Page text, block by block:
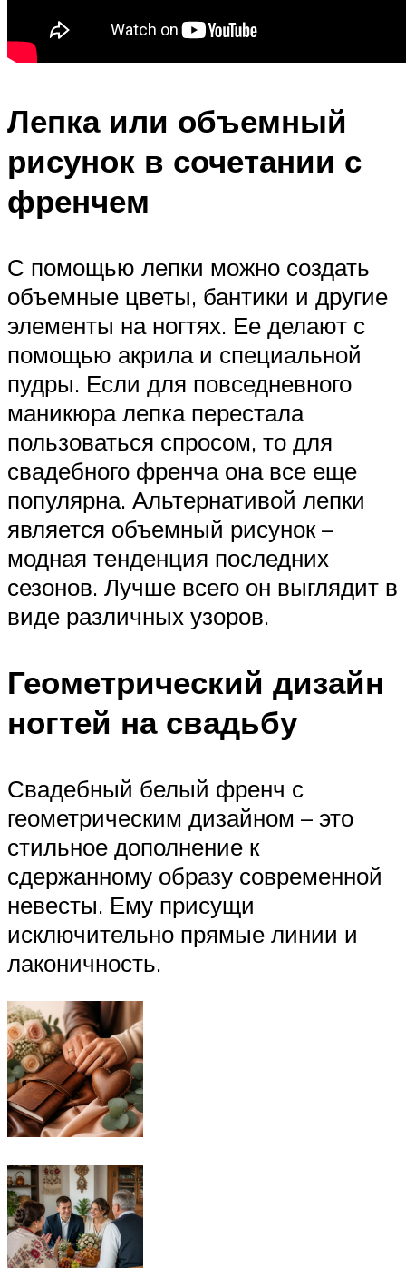
Лепка или объемный
рисунок в сочетании с
френчем
С помощью лепки можно создать
объемные цветы, бантики и другие
элементы на ногтях. Ее делают с
помощью акрила и специальной
пудры. Если для повседневного
маникюра лепка перестала
пользоваться спросом, то для
свадебного френча она все еще
популярна. Альтернативой лепки
является объемный рисунок –
модная тенденция последних
сезонов. Лучше всего он выглядит в
виде различных узоров.
Геометрический дизайн
ногтей на свадьбу
Свадебный белый френч с
геометрическим дизайном – это
стильное дополнение к
сдержанному образу современной
невесты. Ему присущи
исключительно прямые линии и
лаконичность.